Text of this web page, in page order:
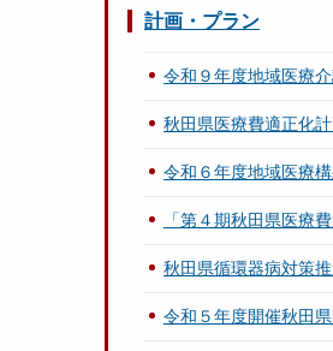
計画・プラン
令和９年度地域医療
秋田県医療費適正化
令和６年度地域医療
「第４期秋田県医療
秋田県循環器病対策
令和５年度開催秋田